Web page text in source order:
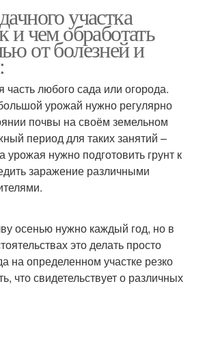
участка
и чем обработать
от болезней и
любого сада или огорода.
урожай нужно регулярно
почвы на своём земельном
период для таких занятий –
урожая нужно подготовить грунт к
заражение различными
осенью нужно каждый год, но в
это делать просто
на определенном участке резко
что свидетельствует о различных